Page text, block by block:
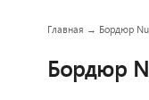
Главная → Бордюр
Бордюр